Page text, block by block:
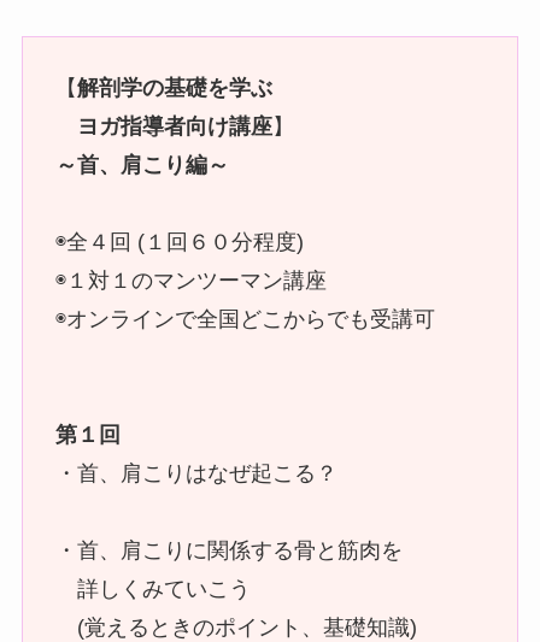
【解剖学の基礎を学ぶ
ヨガ指導者向け講座】
～首、肩こり編～
◉全４回 (１回６０分程度)
◉１対１のマンツーマン講座
◉オンラインで全国どこからでも受講可
第１回
・首、肩こりはなぜ起こる？
・首、肩こりに関係する骨と筋肉を
詳しくみていこう
(覚えるときのポイント、基礎知識)